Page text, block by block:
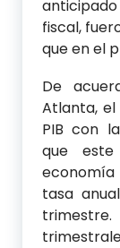
fiscal,
que en el
De
Atlanta,
PIB con
que
tasa